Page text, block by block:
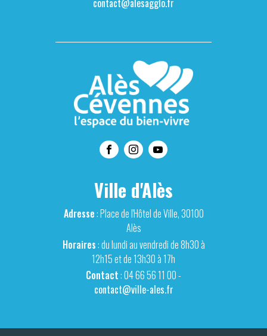
contact@alesagglo.fr
Ville d'Alès
Adresse: Place de l'Hôtel de Ville, 30100
Alès
Horaires: du lundi au vendredi de 8h30 à
12h15 et de 13h30 à 17h
Contact: 04 66 56 11 00 -
contact@ville-ales.fr